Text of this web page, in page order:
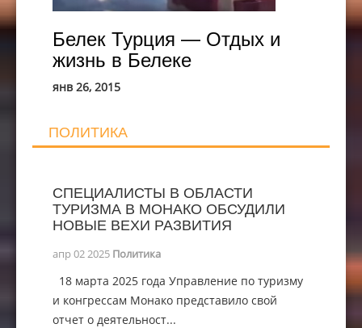
Белеке
Белек Турция — Отдых и
жизнь в Белеке
янв 26, 2015
ПОЛИТИКА
СПЕЦИАЛИСТЫ В ОБЛАСТИ
ТУРИЗМА В МОНАКО ОБСУДИЛИ
НОВЫЕ ВЕХИ РАЗВИТИЯ
апр 02 2025 Политика
18 марта 2025 года Управление по туризму
и конгрессам Монако представило свой
отчет о деятельност...